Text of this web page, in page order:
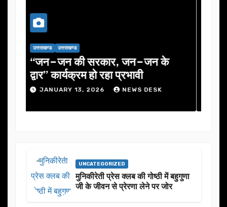
उत्तराखण्ड
यूजेवीएन लिमिटेड की 132वीं बोर्ड बैठक
में कई अहम प्रस्तावों को मंजूरी
JANUARY 13, 2026 NEWS DESK
UNCATEGORIZED
मुनिकीरेती प्रेस क्लब की गोष्ठी में बहुगुणा
जी के जीवन से प्रेरणा लेने पर जोर